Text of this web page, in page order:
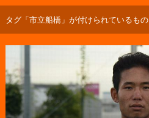
タグ「市立船橋」が付けられているもの